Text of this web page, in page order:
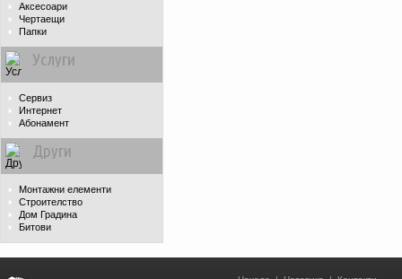
Аксесоари
Чертаещи
Папки
Услуги
Сервиз
Интернет
Абонамент
Други
Монтажни елементи
Строителство
Дом Градина
Битови